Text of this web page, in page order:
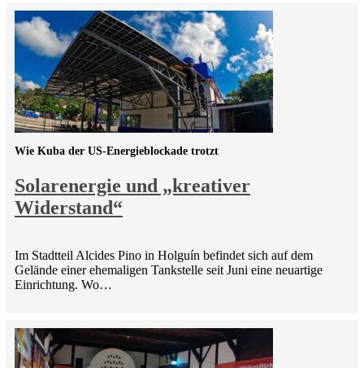
Solarenergie und „kreativer
Widerstand“
Wie Kuba der US-Energieblockade trotzt
Im Stadtteil Alcides Pino in Holguín befindet sich auf dem
Gelände einer ehemaligen Tankstelle seit Juni eine neuartige
Einrichtung. Wo…